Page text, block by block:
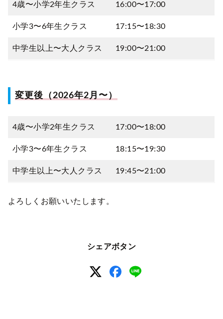
4歳〜小学2年生クラス 16:00〜17:00
小学3〜6年生クラス 17:15〜18:30
中学生以上〜大人クラス 19:00〜21:00
変更後（2026年2月〜）
4歳〜小学2年生クラス 17:00〜18:00
小学3〜6年生クラス 18:15〜19:30
中学生以上〜大人クラス 19:45〜21:00
よろしくお願いいたします。
シェアボタン